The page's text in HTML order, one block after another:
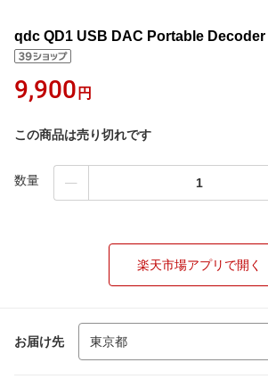
qdc QD1 USB DAC Portable Decoder
9,900 円
この商品は売り切れです
数量
楽天市場アプリで開く
お届け先